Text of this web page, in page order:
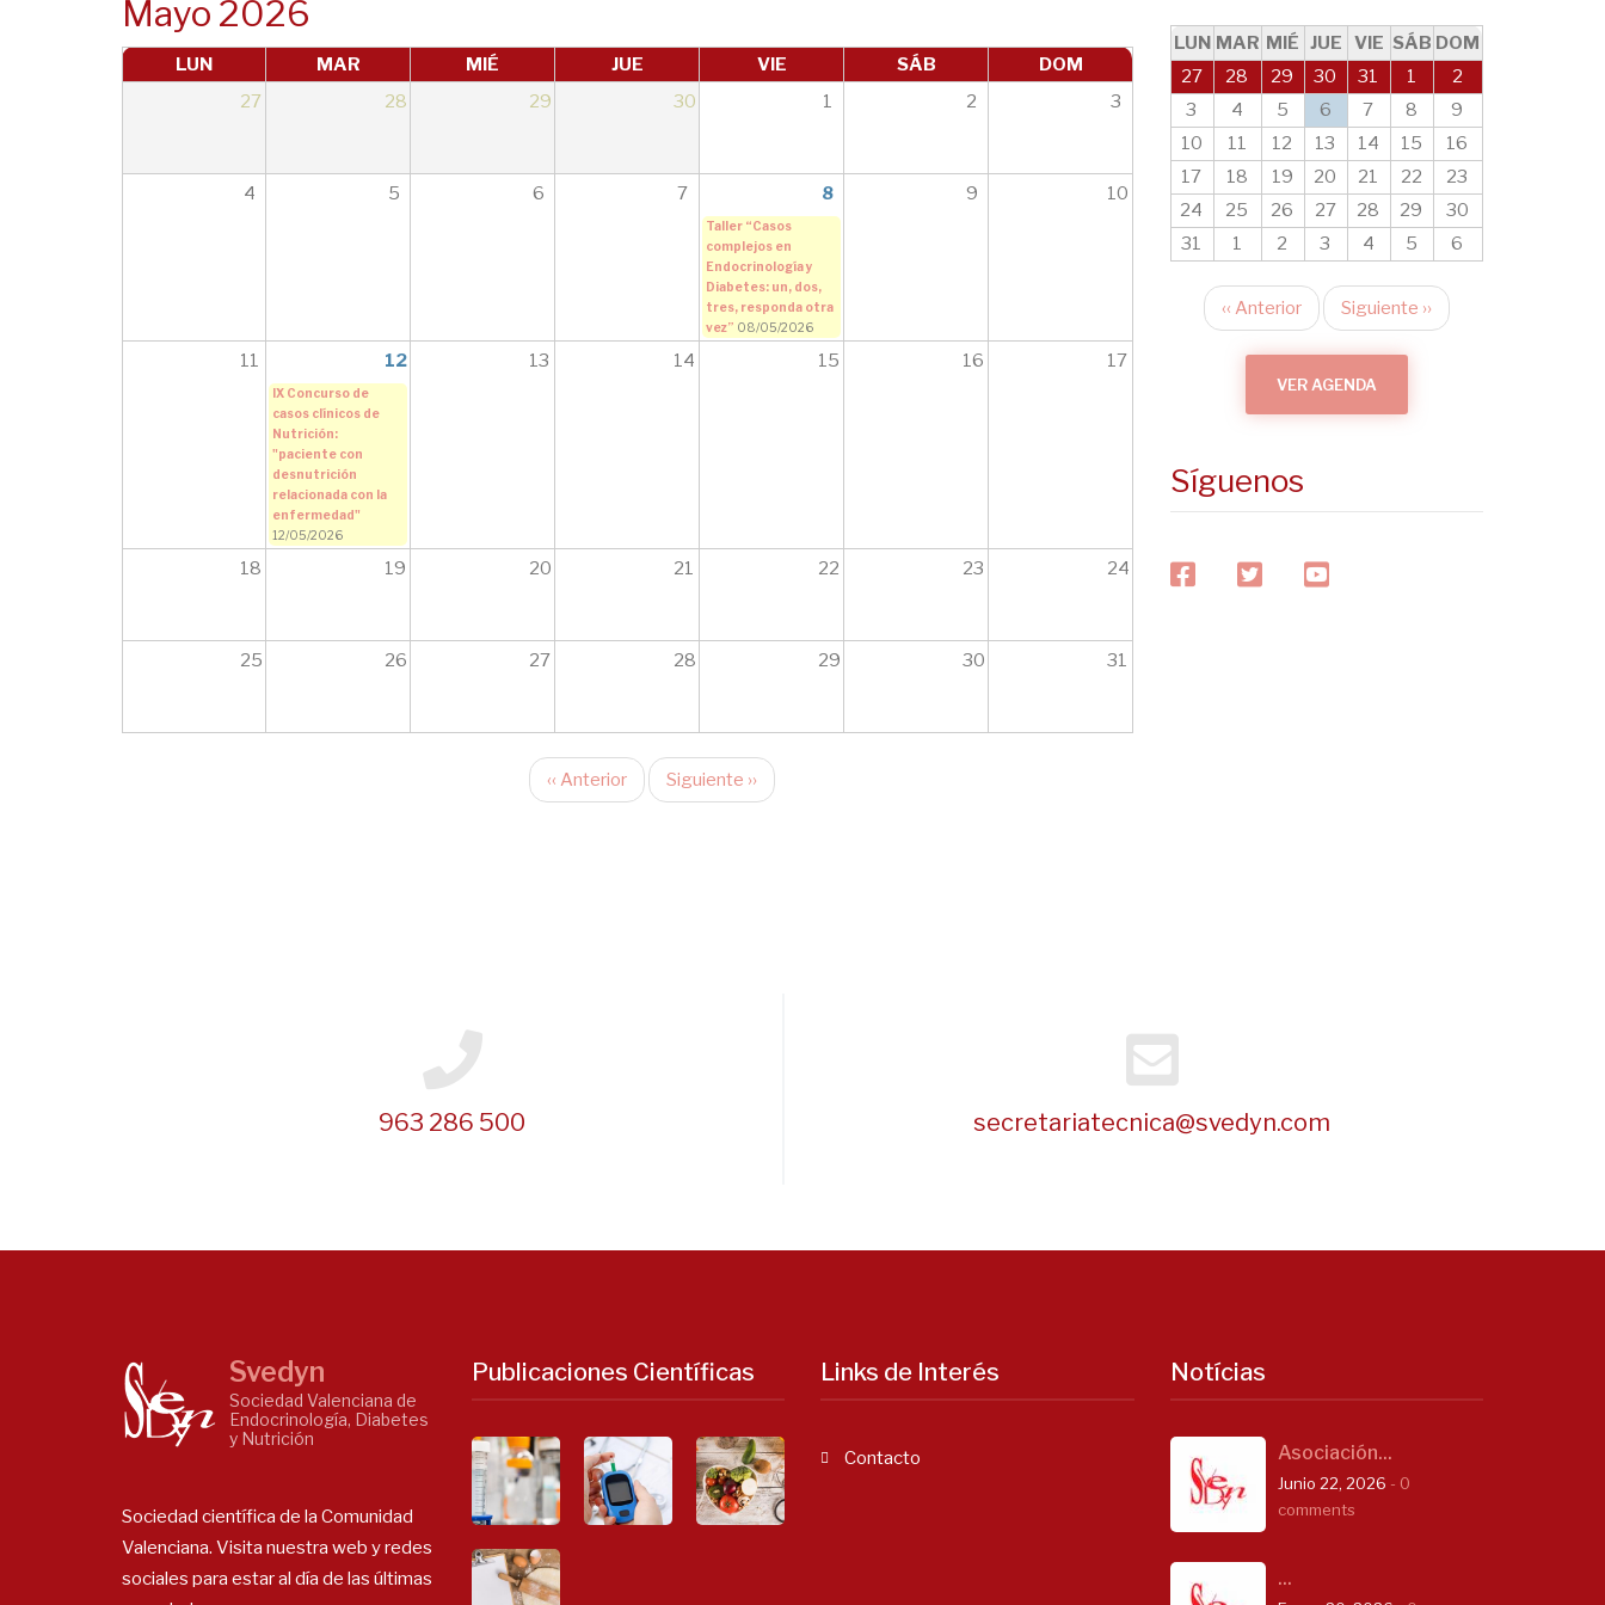
Mayo 2026
LUN MAR MIÉ JUE VIE SÁB
DOM
27
28 29 30 1 2 3
4 5 6 7 8 9 10
Taller “Casos
complejos en
Endocrinología y
Diabetes: un, dos,
tres, responda otra
vez” 08/05/2026
11 12 13 14 15 16 17
IX Concurso de
casos clínicos de
Nutrición:
"paciente con
desnutrición
relacionada con la
enfermedad"
12/05/2026
18 19 20 21 22 23 24
25 26 27 28 29 30 31
‹‹ Anterior Siguiente ››
LUN MAR MIÉ JUE VIE SÁB DOM
27
28 29 30 31 1
2
3
4 5 6 7 8
9
10
11 12 13 14 15
16
17
18 19 20 21 22
23
24
25 26 27 28 29
30
31
1 2 3 4 5 6
Paginación
‹‹ Anterior Siguiente ››
VER AGENDA
Síguenos
facebooktwitteryoutube
963 286 500 secretariatecnica@svedyn.com
Svedyn
Sociedad Valenciana de
Endocrinología, Diabetes
y Nutrición
Sociedad científica de la Comunidad
Valenciana. Visita nuestra web y redes
sociales para estar al día de las últimas
Publicaciones Científicas Links de Interés
Contacto
Notícias
Asociación...
Junio 22, 2026 - 0
comments
...